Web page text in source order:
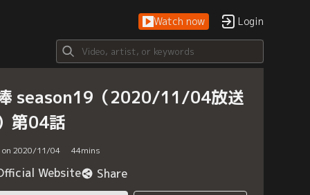
Watch now Login
season19（2020/11/04放送
第04話
on 2020/11/04 44mins
Website
Share